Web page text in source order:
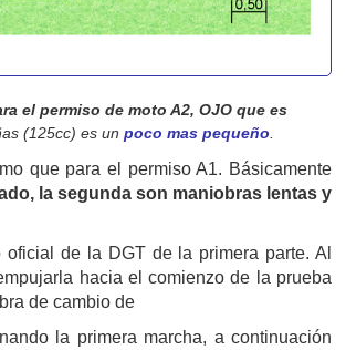
el permiso de moto A2, OJO que es
(125cc) es un poco mas pequeño
que para el permiso A1. Básicamente
la segunda son maniobras lentas y
de la DGT de la primera parte. Al
hacia el comienzo de la prueba
de cambio de
la primera marcha, a continuación